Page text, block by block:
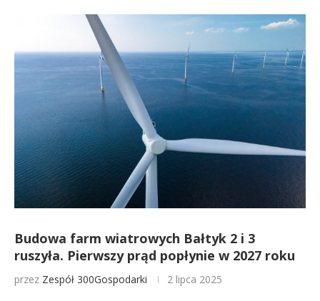
Budowa farm wiatrowych Bałtyk 2 i 3
ruszyła. Pierwszy prąd popłynie w 2027 roku
przez Zespół 300Gospodarki 2 lipca 2025